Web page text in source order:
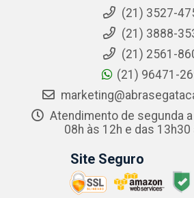
(21) 3527-
(21) 3888-
(21) 2561-
(21) 96471-
Atendimento de segunda
08h às 12h e das 13h30
Site Seguro